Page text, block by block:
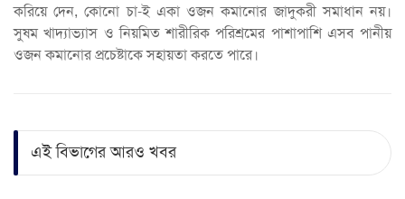
করিয়ে দেন, কোনো চা-ই একা ওজন কমানোর জাদুকরী সমাধান নয়।
সুষম খাদ্যাভ্যাস ও নিয়মিত শারীরিক পরিশ্রমের পাশাপাশি এসব পানীয়
ওজন কমানোর প্রচেষ্টাকে সহায়তা করতে পারে।
এই বিভাগের আরও খবর